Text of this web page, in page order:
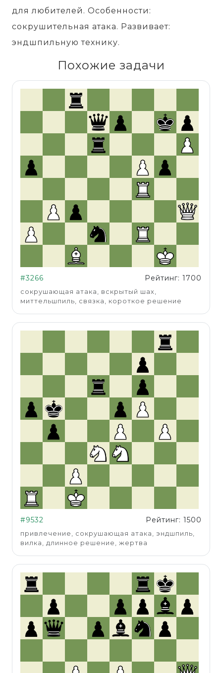
для любителей. Особенности:
сокрушительная атака. Развивает:
эндшпильную технику.
Похожие задачи
#3266 Рейтинг: 1700
сокрушающая атака, вскрытый шах,
миттельшпиль, связка, короткое решение
#9532 Рейтинг: 1500
привлечение, сокрушающая атака, эндшпиль,
вилка, длинное решение, жертва